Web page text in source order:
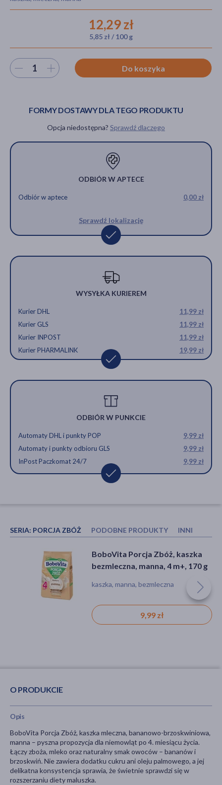
12,29 zł
5,85 zł / 100 g
Wybierz ilość Do koszyka
FORMY DOSTAWY DLA TEGO PRODUKTU
Opcja niedostępna? Sprawdź dlaczego
ODBIÓR W APTECE
Odbiór w aptece 0,00 zł
Sprawdź lokalizację
WYSYŁKA KURIEREM
Kurier DHL
11,99 zł
Kurier GLS
11,99 zł
Kurier INPOST
11,99 zł
Kurier PHARMALINK
19,99 zł
ODBIÓR W PUNKCIE
Automaty DHL i punkty POP
9,99 zł
Automaty i punkty odbioru GLS
9,99 zł
InPost Paczkomat 24/7
9,99 zł
SERIA: PORCJA ZBÓŻ PODOBNE PRODUKTY INNI
BoboVita Porcja Zbóż, kaszka
bezmleczna, manna, 4 m+, 170 g
kaszka, manna, bezmleczna
9,99 zł
BoboVita Porcja Zbóż, kaszka
mleczna 3 zboża, jabłko-
kaszka, jabłkowy, owocowy
12,29 zł
BoboVita Porcja Zbóż, kaszka
bezmleczna, manna, 4 m+, 170 g
kaszka, manna, bezmleczna
9,99 zł
O PRODUKCIE
Opis
BoboVita Porcja Zbóż, kaszka mleczna, bananowo-brzoskwiniowa,
manna – pyszna propozycja dla niemowląt po 4. miesiącu życia.
Łączy zboża, mleko oraz naturalny smak owoców – bananów i
brzoskwiń. Nie zawiera dodatku cukru ani oleju palmowego, a jej
delikatna konsystencja sprawia, że świetnie sprawdzi się w
rozszerzaniu diety maluszka.